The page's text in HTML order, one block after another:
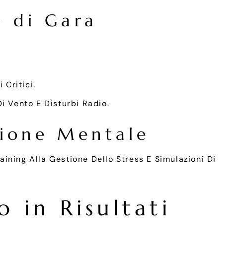
Gara
Critici.
Vento E Disturbi Radio.
Mentale
Alla Gestione Dello Stress E Simulazioni Di
in Risultati